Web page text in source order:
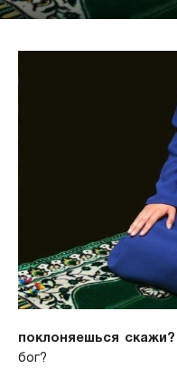
поклоняешься скажи?
бог?